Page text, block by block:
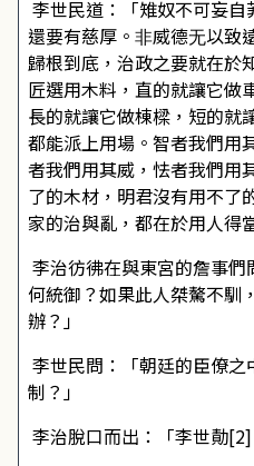
李世民道：「雉奴不可妄自
還要有慈厚。⾮威德⽆以致
歸根到底，治政之要就在於
匠選用木料，直的就讓它做
長的就讓它做棟樑，短的就
都能派上用場。智者我們用
者我們用其威，怯者我們用
了的木材，明君沒有用不了
家的治與亂，都在於用人得
李治彷彿在與東宮的詹事
何統御？如果此人桀驁不馴
辦？」
李世民問：「朝廷的臣僚
制？」
李治脫口而出：「李世勣[2]